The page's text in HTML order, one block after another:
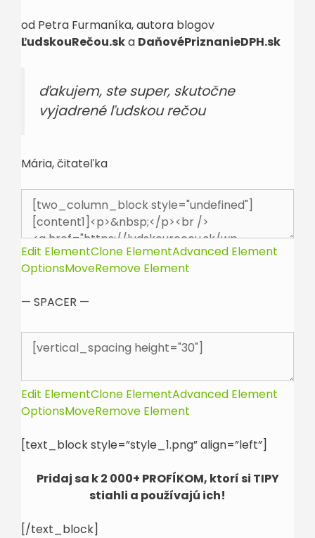
od Petra Furmaníka, autora blogov
ĽudskouRečou.ska DaňovéPriznanieDPH.sk
ďakujem, ste super, skutočne
vyjadrené ľudskou rečou
Mária, čitateľka
Edit ElementClone ElementAdvanced Element
OptionsMoveRemove Element
— SPACER —
Edit ElementClone ElementAdvanced Element
OptionsMoveRemove Element
[text_block style=”style_1.png” align=”left”]
Pridaj sa k 2 000+ PROFÍKOM, ktorí si TIPY
stiahli a používajú ich!
[/text_block]